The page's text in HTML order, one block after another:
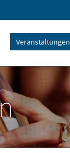
Veranstaltungen